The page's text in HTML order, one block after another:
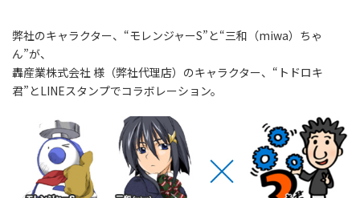
弊社のキャラクター、“モレンジャーS”と“三和（miwa）ちゃ
ん”が、
轟産業株式会社 様（弊社代理店）のキャラクター、“トドロキ
君”とLINEスタンプでコラボレーション。